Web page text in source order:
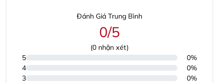
Đánh Giá Trung Bình
0/5
(0 nhận xét)
5
0%
4
0%
3
0%